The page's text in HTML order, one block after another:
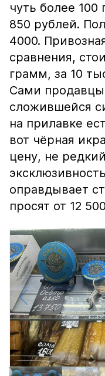
чуть более
850 рублей.
4000.
сравнения,
грамм, за 10
Сами
сложившейся
на прилавке
вот чёрная
цену, не
оправдывает
просят от 12